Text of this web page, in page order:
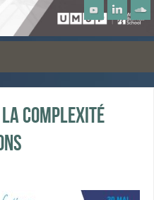
la complexité